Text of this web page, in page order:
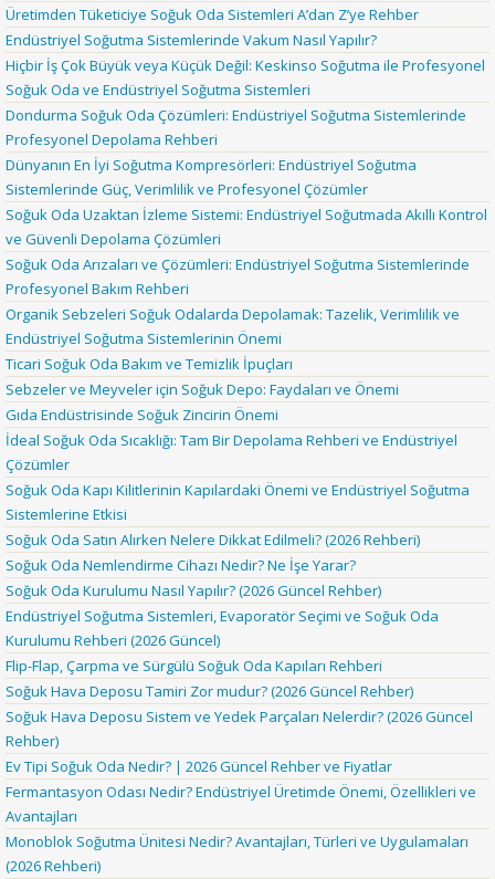
Üretimden Tüketiciye Soğuk Oda Sistemleri A’dan Z’ye Rehber
Endüstriyel Soğutma Sistemlerinde Vakum Nasıl Yapılır?
Hiçbir İş Çok Büyük veya Küçük Değil: Keskinso Soğutma ile Profesyonel
Soğuk Oda ve Endüstriyel Soğutma Sistemleri
Dondurma Soğuk Oda Çözümleri: Endüstriyel Soğutma Sistemlerinde
Profesyonel Depolama Rehberi
Dünyanın En İyi Soğutma Kompresörleri: Endüstriyel Soğutma
Sistemlerinde Güç, Verimlilik ve Profesyonel Çözümler
Soğuk Oda Uzaktan İzleme Sistemi: Endüstriyel Soğutmada Akıllı Kontrol
ve Güvenli Depolama Çözümleri
Soğuk Oda Arızaları ve Çözümleri: Endüstriyel Soğutma Sistemlerinde
Profesyonel Bakım Rehberi
Organik Sebzeleri Soğuk Odalarda Depolamak: Tazelik, Verimlilik ve
Endüstriyel Soğutma Sistemlerinin Önemi
Ticari Soğuk Oda Bakım ve Temizlik İpuçları
Sebzeler ve Meyveler için Soğuk Depo: Faydaları ve Önemi
Gıda Endüstrisinde Soğuk Zincirin Önemi
İdeal Soğuk Oda Sıcaklığı: Tam Bir Depolama Rehberi ve Endüstriyel
Çözümler
Soğuk Oda Kapı Kilitlerinin Kapılardaki Önemi ve Endüstriyel Soğutma
Sistemlerine Etkisi
Soğuk Oda Satın Alırken Nelere Dikkat Edilmeli? (2026 Rehberi)
Soğuk Oda Nemlendirme Cihazı Nedir? Ne İşe Yarar?
Soğuk Oda Kurulumu Nasıl Yapılır? (2026 Güncel Rehber)
Endüstriyel Soğutma Sistemleri, Evaporatör Seçimi ve Soğuk Oda
Kurulumu Rehberi (2026 Güncel)
Flip-Flap, Çarpma ve Sürgülü Soğuk Oda Kapıları Rehberi
Soğuk Hava Deposu Tamiri Zor mudur? (2026 Güncel Rehber)
Soğuk Hava Deposu Sistem ve Yedek Parçaları Nelerdir? (2026 Güncel
Rehber)
Ev Tipi Soğuk Oda Nedir? | 2026 Güncel Rehber ve Fiyatlar
Fermantasyon Odası Nedir? Endüstriyel Üretimde Önemi, Özellikleri ve
Avantajları
Monoblok Soğutma Ünitesi Nedir? Avantajları, Türleri ve Uygulamaları
(2026 Rehberi)